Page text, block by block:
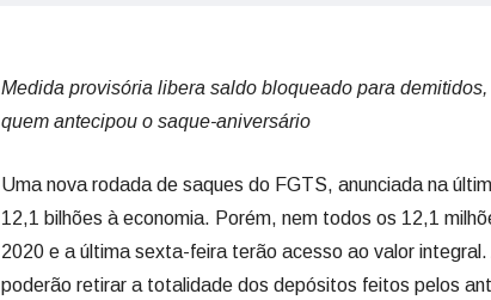
Medida provisória libera saldo bloqueado para
quem antecipou o saque-aniversário
Uma nova rodada de saques do FGTS, anunciada na
12,1 bilhões à economia. Porém, nem todos os 12,1
2020 e a última sexta-feira terão acesso ao valor
poderão retirar a totalidade dos depósitos feitos pelos